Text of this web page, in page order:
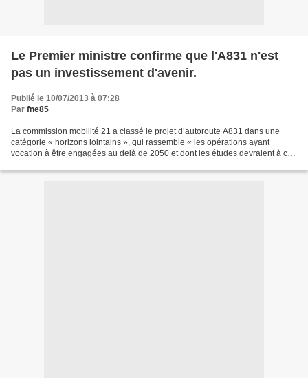
Le Premier ministre confirme que l'A831 n'est
pas un investissement d'avenir.
Publié le 10/07/2013 à 07:28
Par fne85
La commission mobilité 21 a classé le projet d’autoroute A831 dans une
catégorie « horizons lointains », qui rassemble « les opérations ayant
vocation à être engagées au delà de 2050 et dont les études devraient à ce